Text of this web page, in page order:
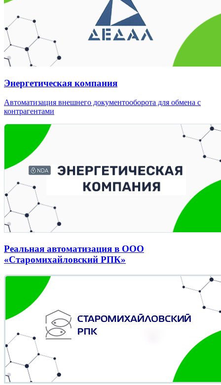
Энергетическая компания
Автоматизация внешнего документооборота для обмена с
контрагентами
Реальная автоматизация в ООО
«Старомихайловский РПК»